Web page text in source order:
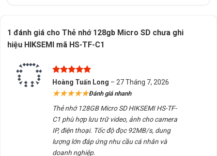
📦 Sản phẩm nổi bật Thẻ nhớ 128gb Micro
SD chưa ghi hiệu HIKSEMI mã HS-TF-C1
1 đánh giá cho Thẻ nhớ 128gb Micro SD chưa ghi
hiệu HIKSEMI mã HS-TF-C1
Được xếp
hạng5
5
sao
Hoàng Tuấn Long – 27 Tháng 7, 2026
★★★★★Đánh giá nhanh
Thẻ nhớ 128GB Micro SD HIKSEMI HS-TF-
C1 phù hợp lưu trữ video, ảnh cho camera
IP, điện thoại. Tốc độ đọc 92MB/s, dung
lượng lớn đáp ứng nhu cầu cá nhân và
doanh nghiệp.